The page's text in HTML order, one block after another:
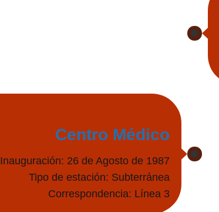
Centro Médico
Inauguración: 26 de Agosto de 1987
Tipo de estación: Subterránea
Correspondencia: Línea 3